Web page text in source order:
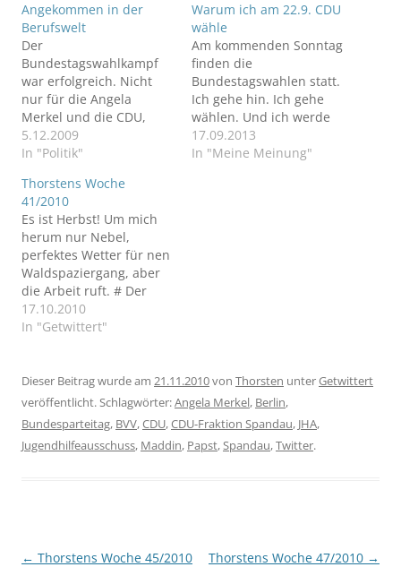
Angekommen in der
Berufswelt
Der
Bundestagswahlkampf
war erfolgreich. Nicht
nur für die Angela
Merkel und die CDU,
sondern auch für
meinen
n Kai Wegner und
schlussendlich auch für
mich.
5.12.2009
In "Politik"
Warum ich am 22.9. CDU
wähle
Am kommenden Sonntag
finden die
Bundestagswahlen statt.
Ich gehe hin. Ich gehe
wählen. Und ich werde
mit beiden Stimmen CDU
wählen.
17.09.2013
In "Meine Meinung"
Thorstens Woche
41/2010
Es ist Herbst! Um mich
herum nur Nebel,
perfektes Wetter für nen
Waldspaziergang, aber
die Arbeit ruft. # Der
Kerzen heller
Lichtschweif bahnt sich
Nebel. Hell und klar
leuchtet das Licht der
Hoffnung. # Merke
gerade, dass es leichter
ist, die Stecknadel im
17.10.2010
In "Getwittert"
Dieser Beitrag wurde am 21.11.2010von Thorsten unterGetwittert
veröffentlicht. Schlagwörter:Angela Merkel, Berlin,
Bundesparteitag, BVV,CDU,CDU-Fraktion Spandau, JHA,
Jugendhilfeausschuss, Maddin, Papst,Spandau,Twitter.
Beitragsnavigation
← Thorstens Woche 45/2010 Thorstens Woche 47/2010 →